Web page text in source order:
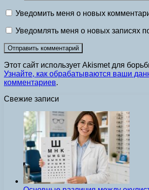
Уведомить меня о новых
Уведомлять меня о новых записях
Этот сайт использует Akismet для
Узнайте, как обрабатываются ваши
комментариев.
Свежие записи